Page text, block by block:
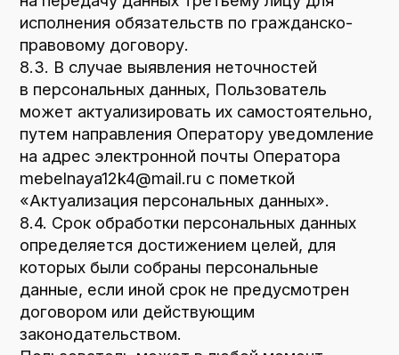
+7 911 731-98-91
mebelnaya12k4@mail.ru
Санкт-Петербург, ул.Мебельная, д.12, к.4
Доставка и оплата
Условия сотрудничества
Контакты
Отсев